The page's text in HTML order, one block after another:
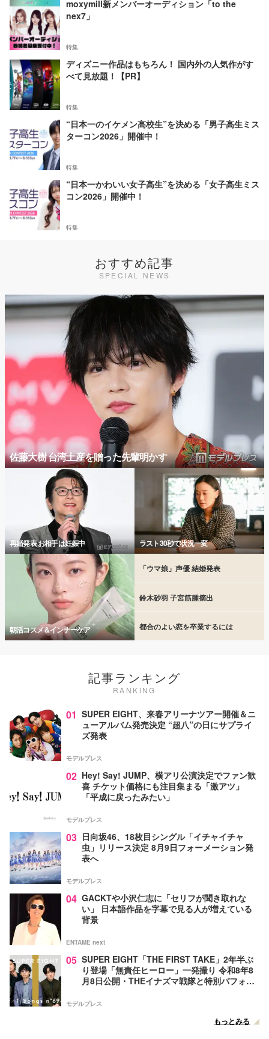
moxymill新メンバーオーディション「to the
nex7」
特集
ディズニー作品はもちろん！ 国内外の人気作がす
べて見放題！【PR】
特集
“日本一のイケメン高校生”を決める「男子高生ミス
ターコン2026」開催中！
特集
“日本一かわいい女子高生”を決める「女子高生ミス
コン2026」開催中！
特集
おすすめ記事
SPECIAL NEWS
佐藤大樹 台湾土産を贈った先輩明かす
再婚発表 お相手は妊娠中 ラスト30秒で状況一変
朝活コスメ＆インナーケア
「ウマ娘」声優 結婚発表
鈴木砂羽 子宮筋腫摘出
都合のよい恋を卒業するには
記事ランキング
RANKING
01 SUPER EIGHT、来春アリーナツアー開催＆ニ
ューアルバム発売決定 “超八”の日にサプライ
ズ発表
モデルプレス
02 Hey! Say! JUMP、横アリ公演決定でファン歓
喜 チケット価格にも注目集まる「激アツ」
「平成に戻ったみたい」
モデルプレス
03 日向坂46、18枚目シングル「イチャイチャ
虫」リリース決定 8月9日フォーメーション発
表へ
モデルプレス
04 GACKTや小沢仁志に「セリフが聞き取れな
い」 日本語作品を字幕で見る人が増えている
背景
ENTAME next
05 SUPER EIGHT「THE FIRST TAKE」2年半ぶ
り登場「無責任ヒーロー」一発撮り 令和8年8
月8日公開・THEイナズマ戦隊と特別パフォー
モデルプレス
もっとみる